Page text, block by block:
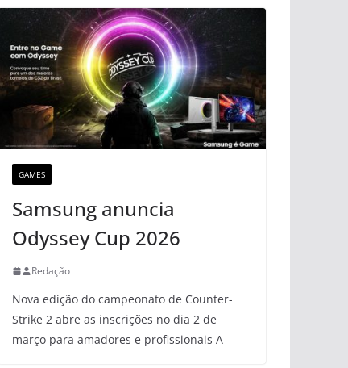
GAMES
Samsung anuncia
Odyssey Cup 2026
Redação
Nova edição do campeonato de Counter-
Strike 2 abre as inscrições no dia 2 de
março para amadores e profissionais A